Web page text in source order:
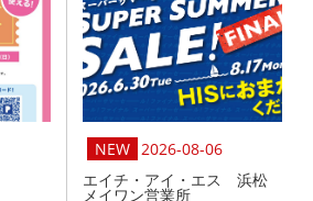
2026-08-06
エイチ・アイ・エス 浜松
メイワン営業所